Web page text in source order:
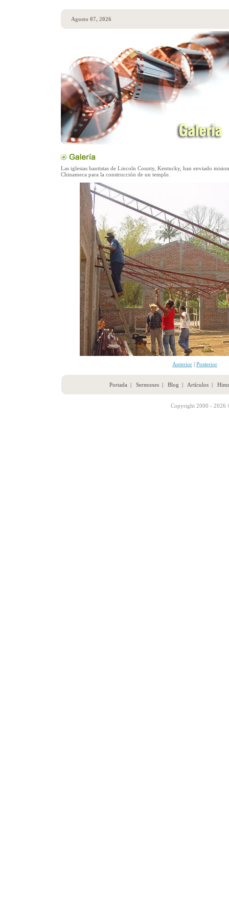
Agosto 07, 2026
Las iglesias bautistas de Lincoln County, Kentucky, han enviado
Chinameca para la construcción de un templo.
Anterior | Posterior
Portada | Sermones| Blog | Artículos|
Copyright 2000 - 2026